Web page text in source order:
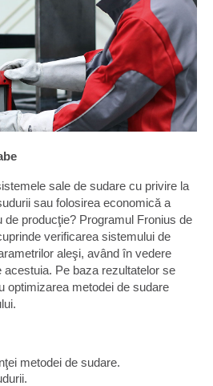
sale de sudare cu privire la
sau folosirea economică a
producţie? Programul Fronius de
verificarea sistemului de
aleşi, având în vedere
acestuia. Pe baza rezultatelor se
optimizarea metodei de sudare
metodei de sudare.